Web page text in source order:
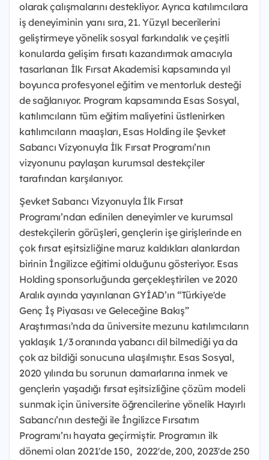
olarak çalışmalarını destekliyor. Ayrıca katılımcılara
iş deneyiminin yanı sıra, 21. Yüzyıl becerilerini
geliştirmeye yönelik sosyal farkındalık ve çeşitli
konularda gelişim fırsatı kazandırmak amacıyla
tasarlanan İlk Fırsat Akademisi kapsamında yıl
boyunca profesyonel eğitim ve mentorluk desteği
de sağlanıyor. Program kapsamında Esas Sosyal,
katılımcıların tüm eğitim maliyetini üstlenirken
katılımcıların maaşları, Esas Holding ile Şevket
Sabancı Vizyonuyla İlk Fırsat Programı’nın
vizyonunu paylaşan kurumsal destekçiler
tarafından karşılanıyor.
Şevket Sabancı Vizyonuyla İlk Fırsat
Programı’ndan edinilen deneyimler ve kurumsal
destekçilerin görüşleri, gençlerin işe girişlerinde en
çok fırsat eşitsizliğine maruz kaldıkları alanlardan
birinin İngilizce eğitimi olduğunu gösteriyor. Esas
Holding sponsorluğunda gerçekleştirilen ve 2020
Aralık ayında yayınlanan GYİAD’ın “Türkiye'de
Genç İş Piyasası ve Geleceğine Bakış”
Araştırması’nda da üniversite mezunu katılımcıların
yaklaşık 1/3 oranında yabancı dil bilmediği ya da
çok az bildiği sonucuna ulaşılmıştır. Esas Sosyal,
2020 yılında bu sorunun damarlarına inmek ve
gençlerin yaşadığı fırsat eşitsizliğine çözüm modeli
sunmak için üniversite öğrencilerine yönelik Hayırlı
Sabancı’nın desteği ile İngilizce Fırsatım
Programı’nı hayata geçirmiştir. Programın ilk
dönemi olan 2021'de 150, 2022'de, 200, 2023'de 250